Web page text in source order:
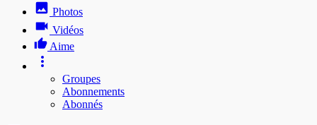
Photos
Vidéos
Aime
Groupes
Abonnements
Abonnés